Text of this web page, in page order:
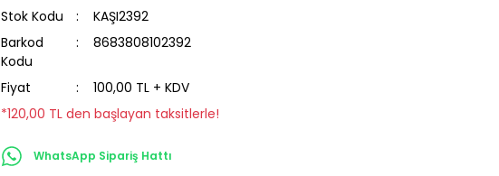
Stok Kodu
KAŞI2392
Barkod
Kodu
8683808102392
Fiyat
100,00 TL + KDV
*120,00 TL den başlayan taksitlerle!
WhatsApp Sipariş Hattı